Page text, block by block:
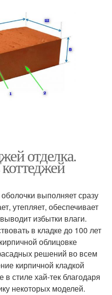
отделка.
выполняет сразу
утепляет, обеспечивает
избытки влаги.
в кладке до 100 лет
облицовке
решений во всем
кирпичной кладкой
стиле хай-тек благодаря
некоторых моделей.